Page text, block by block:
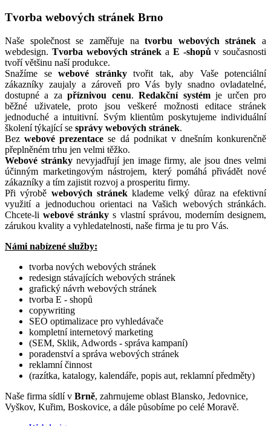
Tvorba webových stránek Brno
Naše společnost se zaměřuje natvorbu webových stránek a
webdesign. Tvorba webových stránek a E -shopů v současnosti
tvoří většinu naší produkce.
Snažíme se webové stránkytvořit tak, aby Vaše potenciální
zákazníky zaujaly a zároveň pro Vás byly snadno ovladatelné,
dostupné a zapříznivou cenu.Redakční systémje určen pro
běžné uživatele, proto jsou veškeré možnosti editace stránek
jednoduché a intuitivní. Svým klientům poskytujeme individuální
školení týkající se správy webových stránek.
Bezwebové prezentace se dá podnikat v dnešním konkurenčně
přeplněném trhu jen velmi těžko.
Webové stránkynevyjadřují jen image firmy, ale jsou dnes velmi
účinným marketingovým nástrojem, který pomáhá přivádět nové
zákazníky a tím zajistit rozvoj a prosperitu firmy.
Při výrobě webových stránekklademe velký důraz na efektivní
využití a jednoduchou orientaci na Vašich webových stránkách.
Chcete-liwebové stránky s vlastní správou, moderním designem,
zárukou kvality a vyhledatelnosti, naše firma je tu pro Vás.
Námi nabízené služby:
tvorba nových webových stránek
redesign stávajících webových stránek
grafický návrh webových stránek
tvorba E - shopů
copywriting
SEO optimalizace pro vyhledávače
kompletní internetový marketing
(SEM, Sklik, Adwords - správa kampaní)
poradenství a správa webových stránek
reklamní činnost
(razítka, katalogy, kalendáře, popis aut, reklamní předměty)
Naše firma sídlí v Brně, zahrnujeme oblast Blansko, Jedovnice,
Vyškov, Kuřim, Boskovice, a dále působíme po celé Moravě.